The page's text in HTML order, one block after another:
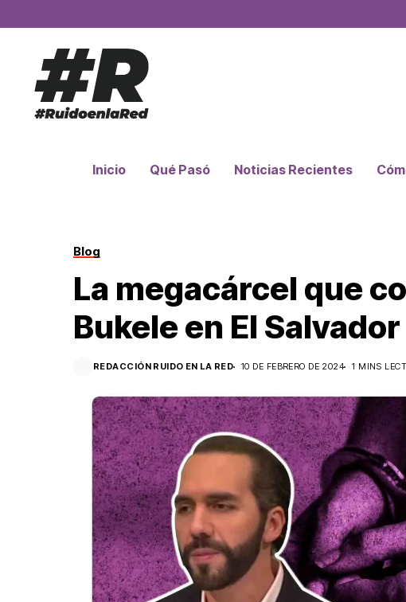
Inicio Qué Pasó Noticias Recientes
Blog
La megacárcel que
Bukele en El Salvador
REDACCIÓN RUIDO EN LA RED 10 DE FEBRERO DE 2024 1 MINS